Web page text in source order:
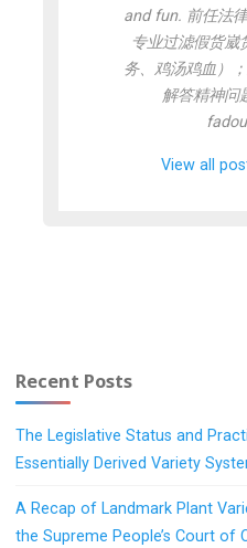
and fun. 前任法
专业过滤假货崴
务、鸡汤鸡血）
解答精神问
View all
Recent Posts
The Legislative Status and
Essentially Derived Variety
A Recap of Landmark Plant
the Supreme People’s Court of